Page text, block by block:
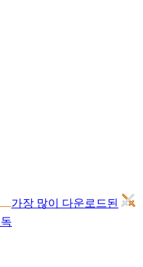
가장 많이 다운로드된